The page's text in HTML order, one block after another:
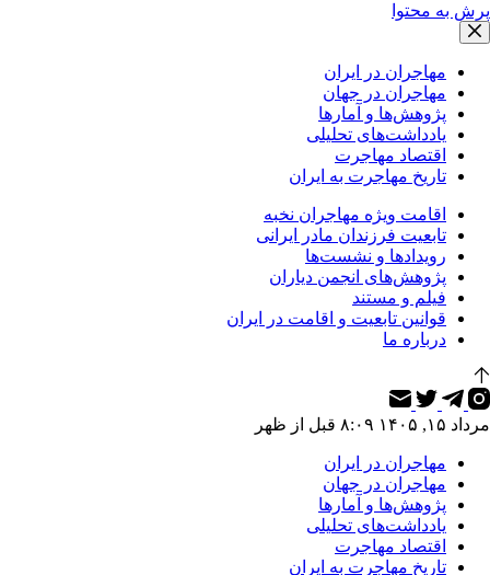
پرش به محتوا
مهاجران در ایران
مهاجران در جهان
پژوهش‌ها و آمارها
یادداشت‌های تحلیلی
اقتصاد مهاجرت
تاریخ مهاجرت به ایران
اقامت ویژه مهاجران نخبه
تابعیت فرزندان مادر ایرانی
رویدادها و نشست‌ها
پژوهش‌های انجمن دیاران
فیلم و مستند
قوانین تابعیت و اقامت در ایران
درباره ما
مرداد ۱۵, ۱۴۰۵ ۸:۰۹ قبل از ظهر
مهاجران در ایران
مهاجران در جهان
پژوهش‌ها و آمارها
یادداشت‌های تحلیلی
اقتصاد مهاجرت
تاریخ مهاجرت به ایران